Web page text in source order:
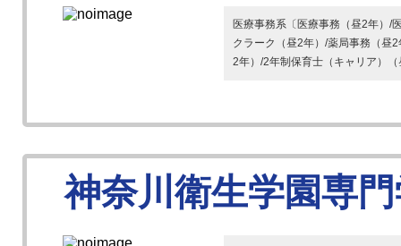
医療事務系〔医療事務（昼2年）/
クラーク（昼2年）/薬局事務（昼
2年）/2年制保育士（キャリア）
神奈川衛生学園専